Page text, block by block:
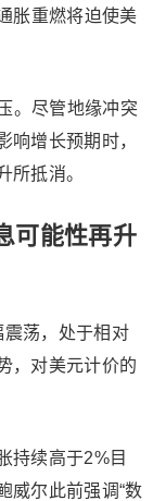
胀重燃将迫使美
。尽管地缘冲突
响增长预期时，
所抵消。
可能性再升
荡，处于相对
，对美元计价的
持续高于2%目
威尔此前强调“数